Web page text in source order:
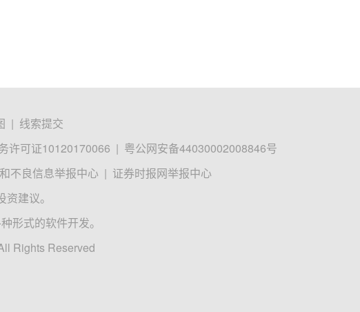
| 线索提交
许可证10120170066 | 粤公网安备44030002008846号
不良信息举报中心 | 证券时报网举报中心
建议。
形式的软件开发。
Rights Reserved